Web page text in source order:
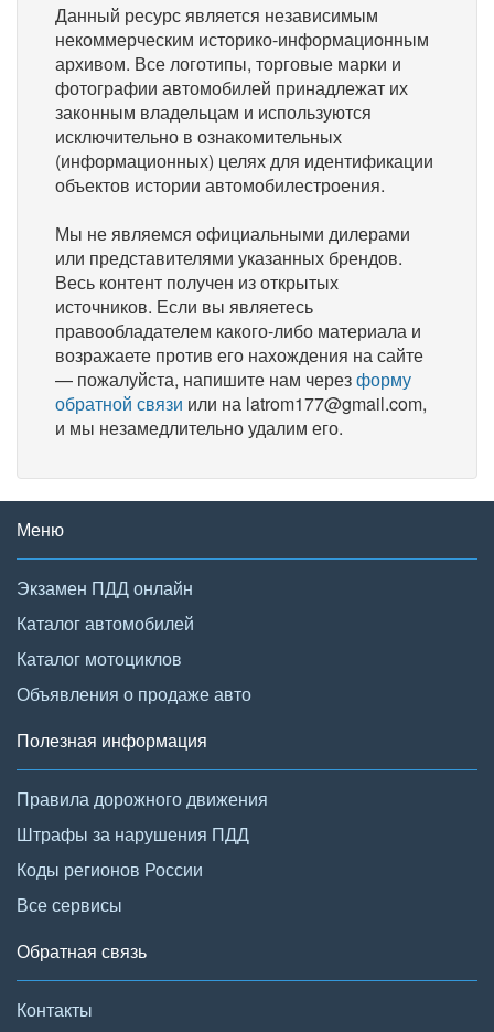
Данный ресурс является независимым
некоммерческим историко-информационным
архивом. Все логотипы, торговые марки и
фотографии автомобилей принадлежат их
законным владельцам и используются
исключительно в ознакомительных
(информационных) целях для идентификации
объектов истории автомобилестроения.
Мы не являемся официальными дилерами
или представителями указанных брендов.
Весь контент получен из открытых
источников. Если вы являетесь
правообладателем какого-либо материала и
возражаете против его нахождения на сайте
— пожалуйста, напишите нам черезформу
обратной связи или на latrom177@gmail.com,
и мы незамедлительно удалим его.
Меню
Экзамен ПДД онлайн
Каталог автомобилей
Каталог мотоциклов
Объявления о продаже авто
Полезная информация
Правила дорожного движения
Штрафы за нарушения ПДД
Коды регионов России
Все сервисы
Обратная связь
Контакты